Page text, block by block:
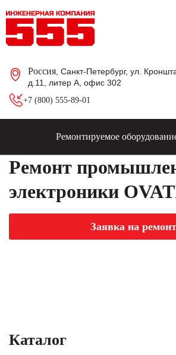
Россия , Санкт-Петербург, ул.
д.11, литер А, офис 302
+7 (800) 555-89-01
Ремонтируемое
Ремонт
электроники
Заявка на ремонт
Каталог